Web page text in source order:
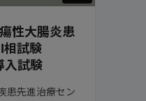
性大腸炎患
相試験
入試験
患先進治療セン